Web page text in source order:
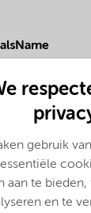
gebruik
aan te
en te